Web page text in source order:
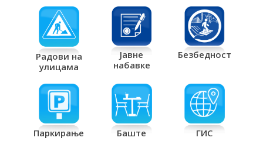
Радови на
улицама
Јавне
набавке
Безбедност
Паркирање Баште ГИС